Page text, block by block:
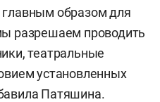
главным образом для
разрешаем проводить
театральные
установленных
Патяшина.